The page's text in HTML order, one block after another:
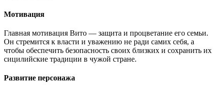
Мотивация
Главная мотивация Вито — защита и процветание его семьи.
Он стремится к власти и уважению не ради самих себя, а
чтобы обеспечить безопасность своих близких и сохранить их
сицилийские традиции в чужой стране.
Развитие персонажа